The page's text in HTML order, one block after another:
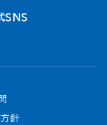
ＮＳ
針